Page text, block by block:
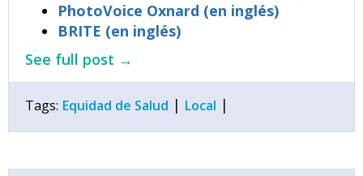
PhotoVoice Oxnard (en inglés)
BRITE (en inglés)
See full post →
Tags: Equidad de Salud | Local |